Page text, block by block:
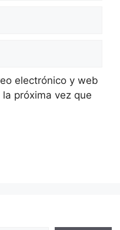
electrónico y web
próxima vez que